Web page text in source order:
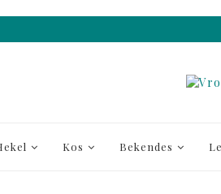
Kos Bekendes